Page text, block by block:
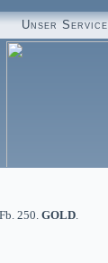
Unser Service
250. GOLD.